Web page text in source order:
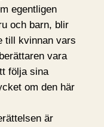
egentligen
och barn, blir
till kvinnan vars
vara
följa sina
om den här
är